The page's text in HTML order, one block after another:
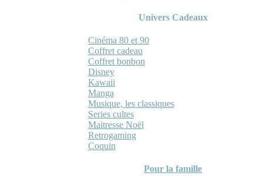
Univers Cadeaux
Cinéma 80 et 90
Coffret cadeau
Coffret bonbon
Disney
Kawaii
Manga
Musique, les classiques
Series cultes
Maitresse Noël
Retrogaming
Coquin
Pour la famille